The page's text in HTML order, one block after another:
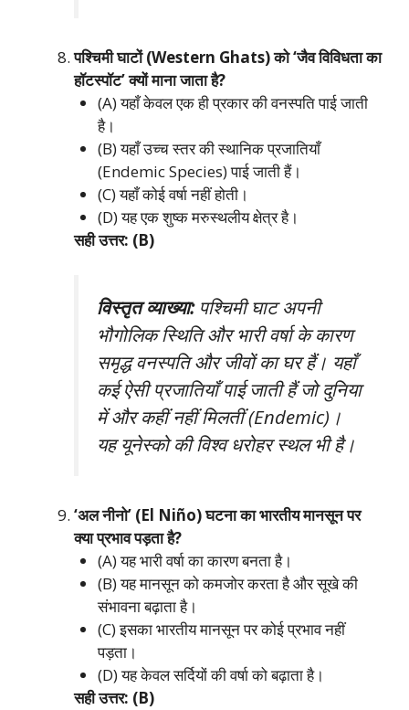
पश्चिमी घाटों (Western Ghats) को ‘जैव विविधता का
हॉटस्पॉट’ क्यों माना जाता है?
(A) यहाँ केवल एक ही प्रकार की वनस्पति पाई जाती
है।
(B) यहाँ उच्च स्तर की स्थानिक प्रजातियाँ
(Endemic Species) पाई जाती हैं।
(C) यहाँ कोई वर्षा नहीं होती।
(D) यह एक शुष्क मरुस्थलीय क्षेत्र है।
सही उत्तर: (B)
विस्तृत व्याख्या:पश्चिमी घाट अपनी
भौगोलिक स्थिति और भारी वर्षा के कारण
समृद्ध वनस्पति और जीवों का घर हैं। यहाँ
कई ऐसी प्रजातियाँ पाई जाती हैं जो दुनिया
में और कहीं नहीं मिलतीं (Endemic)।
यह यूनेस्को की विश्व धरोहर स्थल भी है।
‘अल नीनो’ (El Niño) घटना का भारतीय मानसून पर
क्या प्रभाव पड़ता है?
(A) यह भारी वर्षा का कारण बनता है।
(B) यह मानसून को कमजोर करता है और सूखे की
संभावना बढ़ाता है।
(C) इसका भारतीय मानसून पर कोई प्रभाव नहीं
पड़ता।
(D) यह केवल सर्दियों की वर्षा को बढ़ाता है।
सही उत्तर: (B)